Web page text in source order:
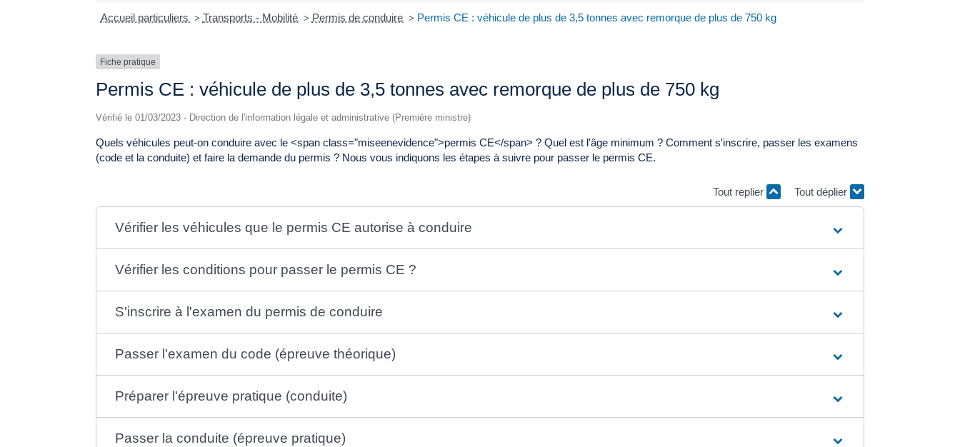
Accueil particuliers > Transports - Mobilité > Permis de conduire > Permis CE : véhicule de plus de 3,5 tonnes avec remorque de plus de 750 kg
Fiche pratique
Permis CE : véhicule de plus de 3,5 tonnes avec remorque de plus de 750 kg
Vérifié le 01/03/2023 - Direction de l'information légale et administrative (Première ministre)
Quels véhicules peut-on conduire avec le <span class="miseenevidence">permis CE</span> ? Quel est l'âge minimum ? Comment s'inscrire, passer les examens
(code et la conduite) et faire la demande du permis ? Nous vous indiquons les étapes à suivre pour passer le permis CE.
Tout replier Tout déplier
Vérifier les véhicules que le permis CE autorise à conduire
Vérifier les conditions pour passer le permis CE ?
S'inscrire à l'examen du permis de conduire
Passer l'examen du code (épreuve théorique)
Préparer l'épreuve pratique (conduite)
Passer la conduite (épreuve pratique)